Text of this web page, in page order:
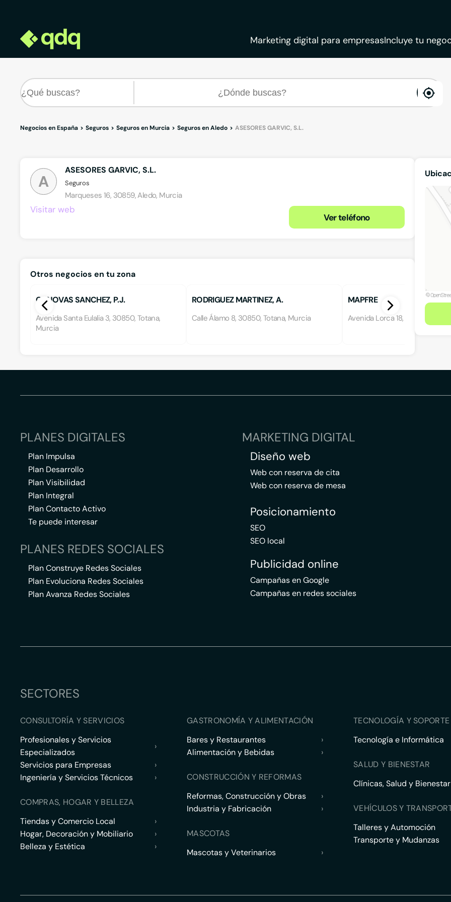
Marketing digital para empresasIncluye tu
Negocios en España Seguros Seguros en Murcia Seguros en Aledo ASESORES GARVIC, S.L.
A
ASESORES GARVIC, S.L.
Seguros
Marqueses 16, 30859, Aledo, Murcia
Visitar web
Ver teléfono
Otros negocios en tu zona
CANOVAS SANCHEZ, P.J.
Avenida Santa Eulalia 3, 30850, Totana,
Murcia
RODRIGUEZ MARTINEZ, A.
Calle Álamo 8, 30850, Totana, Murcia
MAPFRE
Avenida Lorca 18, 30850,
PLANES DIGITALES
Plan Impulsa
Plan Desarrollo
Plan Visibilidad
Plan Integral
Plan Contacto Activo
Te puede interesar
PLANES REDES SOCIALES
Plan Construye Redes Sociales
Plan Evoluciona Redes Sociales
Plan Avanza Redes Sociales
MARKETING DIGITAL
Diseño web
Web con reserva de cita
Web con reserva de mesa
Posicionamiento
SEO
SEO local
Publicidad online
Campañas en Google
Campañas en redes sociales
SECTORES
CONSULTORÍA Y SERVICIOS
Profesionales y Servicios
Especializados
›
Servicios para Empresas
›
Ingeniería y Servicios Técnicos
›
COMPRAS, HOGAR Y BELLEZA
Tiendas y Comercio Local
›
Hogar, Decoración y Mobiliario
›
Belleza y Estética
›
GASTRONOMÍA Y ALIMENTACIÓN
Bares y Restaurantes
›
Alimentación y Bebidas
›
CONSTRUCCIÓN Y REFORMAS
Reformas, Construcción y Obras
›
Industria y Fabricación
›
MASCOTAS
Mascotas y Veterinarios
›
TECNOLOGÍA Y
Tecnología e Informática
SALUD Y BIENESTAR
Clínicas, Salud y Bienestar
VEHÍCULOS Y
Talleres y Automoción
Transporte y Mudanzas